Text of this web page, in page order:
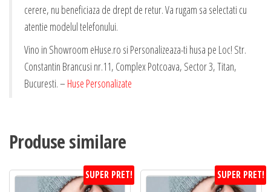
cerere, nu beneficiaza de drept de retur. Va rugam sa selectati cu
atentie modelul telefonului.
Vino in Showroom eHuse.ro si Personalizeaza-ti husa pe Loc! Str.
Constantin Brancusi nr.11, Complex Potcoava, Sector 3, Titan,
Bucuresti. – Huse Personalizate
Produse similare
SUPER PRET! SUPER PRET!